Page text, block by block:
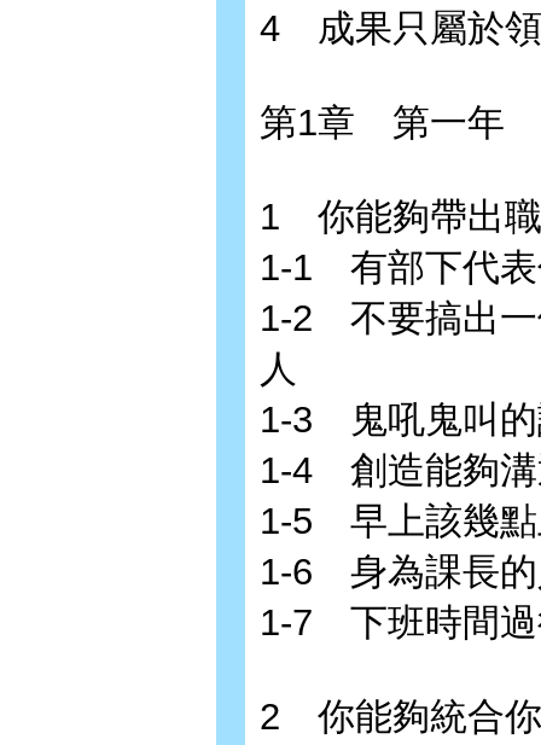
4 成果只屬於
第1章 第一年
1 你能夠帶出
1-1 有部下代
1-2 不要搞出一
人
1-3 鬼吼鬼叫的
1-4 創造能夠溝
1-5 早上該幾
1-6 身為課長的
1-7 下班時間過
2 你能夠統合